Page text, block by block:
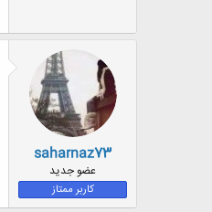
saharnaz73
عضو جدید
کاربر ممتاز